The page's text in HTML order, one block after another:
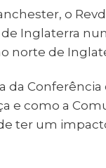
o
Inglaterra
norte de
da
e como a
ter um